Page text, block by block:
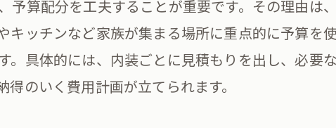
注文住宅費用計画の基本と内装予算の立て方
内装決定に役立つシミュレーション活用法
注文住宅内装の費用相場とコストダウン術
予算配分を工夫することが重要です。その理由は
キッチンなど家族が集まる場所に重点的に予算を
。具体的には、内装ごとに見積もりを出し、必要
のいく費用計画が立てられます。